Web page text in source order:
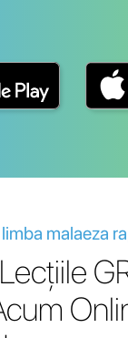
malaeza